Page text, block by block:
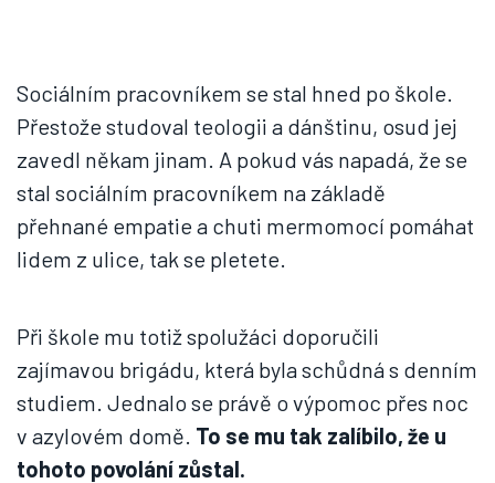
Sociálním pracovníkem se stal hned po škole.
Přestože studoval teologii a dánštinu, osud jej
zavedl někam jinam. A pokud vás napadá, že se
stal sociálním pracovníkem na základě
přehnané empatie a chuti mermomocí pomáhat
lidem z ulice, tak se pletete.
Při škole mu totiž spolužáci doporučili
zajímavou brigádu, která byla schůdná s denním
studiem. Jednalo se právě o výpomoc přes noc
v azylovém domě. To se mu tak zalíbilo, že u
tohoto povolání zůstal.